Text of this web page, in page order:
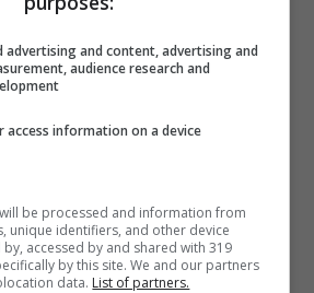
advertising and content, advertising and
audience research and
access information on a device
be processed and information from
unique identifiers, and other device
accessed by and shared with 319
by this site. We and our partners
data. List of partners.